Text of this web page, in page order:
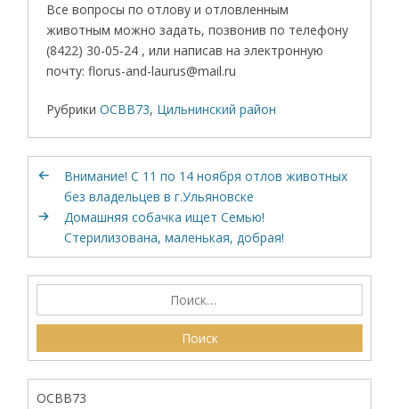
Все вопросы по отлову и отловленным
животным можно задать, позвонив по телефону
(8422) 30-05-24 , или написав на электронную
почту: florus-and-laurus@mail.ru
Рубрики ОСВВ73, Цильнинский район
Внимание! С 11 по 14 ноября отлов животных
без владельцев в г.Ульяновске
Домашняя собачка ищет Семью!
Стерилизована, маленькая, добрая!
ОСВВ73